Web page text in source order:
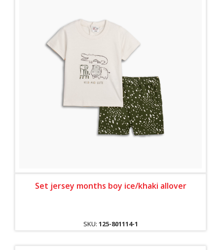
Set jersey months boy ice/khaki allover
SKU: 125-801114-1